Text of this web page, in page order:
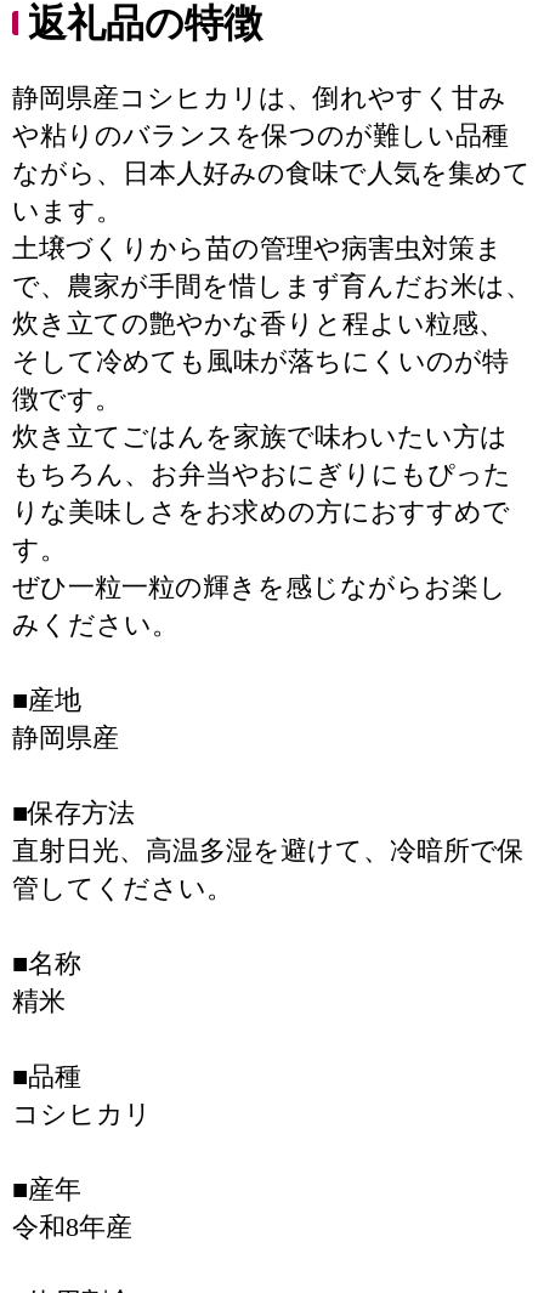
返礼品の特徴
静岡県産コシヒカリは、倒れやすく甘み
や粘りのバランスを保つのが難しい品種
ながら、日本人好みの食味で人気を集めて
います。
土壌づくりから苗の管理や病害虫対策ま
で、農家が手間を惜しまず育んだお米は、
炊き立ての艶やかな香りと程よい粒感、
そして冷めても風味が落ちにくいのが特
徴です。
炊き立てごはんを家族で味わいたい方は
もちろん、お弁当やおにぎりにもぴった
りな美味しさをお求めの方におすすめで
す。
ぜひ一粒一粒の輝きを感じながらお楽し
みください。
■産地
静岡県産
■保存方法
直射日光、高温多湿を避けて、冷暗所で保
管してください。
■名称
精米
■品種
コシヒカリ
■産年
令和8年産